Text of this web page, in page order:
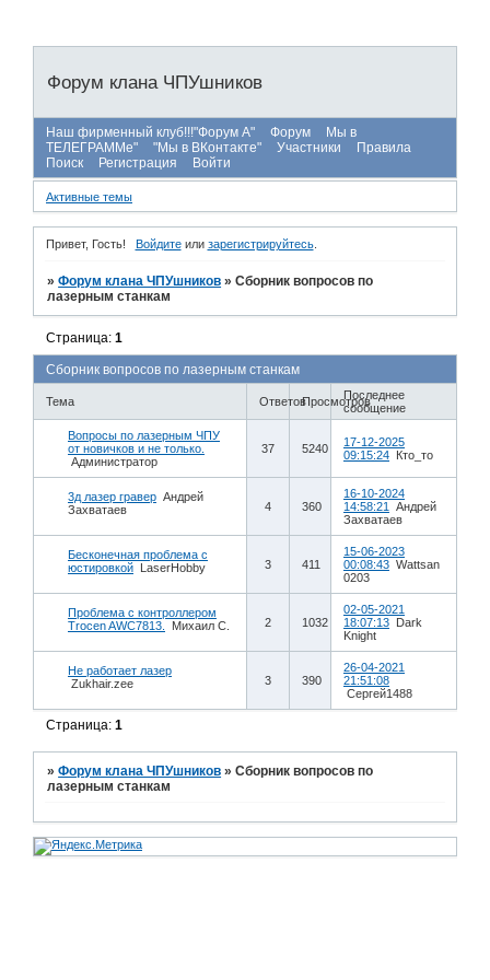
Форум клана ЧПУшников
Наш фирменный клуб!!!"Форум А" Форум
Мы в
ТЕЛЕГРАММе"
"Мы в ВКонтакте" Участники
Правила
Поиск
Регистрация Войти
Активные темы
Привет, Гость! Войдитеили зарегистрируйтесь.
»Форум клана ЧПУшников »Сборник вопросов по
лазерным станкам
Сборник вопросов по лазерным станкам
Страница:1
Тема ОтветовПросмотровПоследнее
сообщение
Вопросы по лазерным ЧПУ
от новичков и не только.
Администратор
37 5240
17-12-2025
09:15:24 Кто_то
3д лазер гравер Андрей
Захватаев
4 360
16-10-2024
14:58:21
Андрей
Захватаев
Бесконечная проблема с
юстировкой LaserHobby 3 411
15-06-2023
00:08:43 Wattsan
0203
Проблема с контроллером
Trocen AWC7813.
Михаил С. 2 1032
02-05-2021
18:07:13 Dark
Knight
Не работает лазер
Zukhair.zee
3 390
26-04-2021
21:51:08
Сергей1488
Страница:1
»Форум клана ЧПУшников »Сборник вопросов по
лазерным станкам